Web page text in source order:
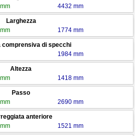
4432 mm
Larghezza
1774 mm
comprensiva di specchi
1984 mm
Altezza
1418 mm
Passo
2690 mm
anteriore
1521 mm